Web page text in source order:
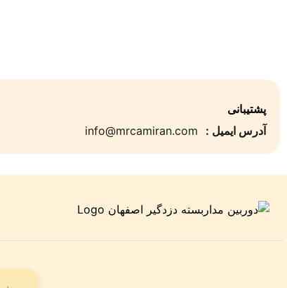
پشتیبانی
آدرس ایمیل :